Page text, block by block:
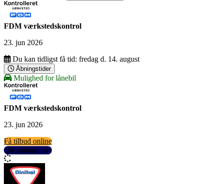
FDM værkstedskontrol
23. jun 2026
Du kan tidligst få tid: fredag d. 14. august
Åbningstider
Mulighed for lånebil
FDM værkstedskontrol
23. jun 2026
Få tilbud online
Se detaljer